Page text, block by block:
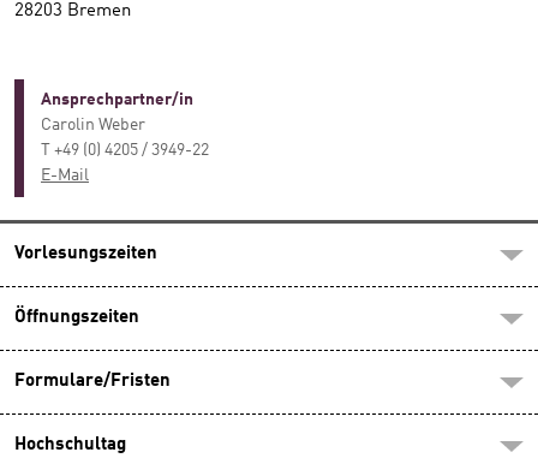
28203 Bremen
Ansprechpartner/in
Carolin Weber
T +49 (0) 4205 / 3949-22
E-Mail
Vorlesungszeiten
Öffnungszeiten
Formulare/Fristen
Hochschultag